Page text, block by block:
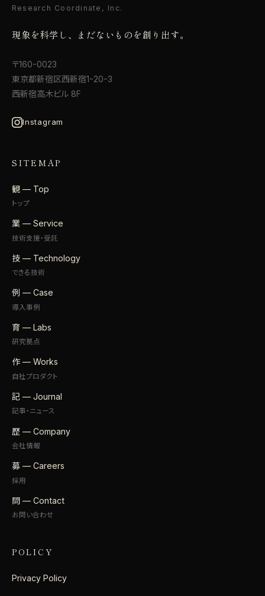
Research Coordinate, Inc.
現象を科学し、まだないものを創り出す。
〒160-0023
東京都新宿区西新宿1-20-3
西新宿高木ビル 8F
Instagram
SITEMAP
観 — Top
トップ
業 — Service
技術支援・受託
技 — Technology
できる技術
例 — Case
導入事例
育 — Labs
研究拠点
作 — Works
自社プロダクト
記 — Journal
記事・ニュース
歴 — Company
会社情報
募 — Careers
採用
問 — Contact
お問い合わせ
POLICY
Privacy Policy